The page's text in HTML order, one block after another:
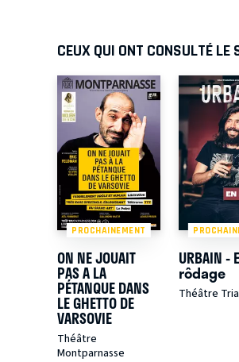
CEUX QUI ONT CONSULTÉ
PROCHAINEMENT
ON NE JOUAIT
PAS A LA
PÉTANQUE DANS
LE GHETTO DE
VARSOVIE
Théâtre
Montparnasse
URBAIN -
rôdage
Théâtre